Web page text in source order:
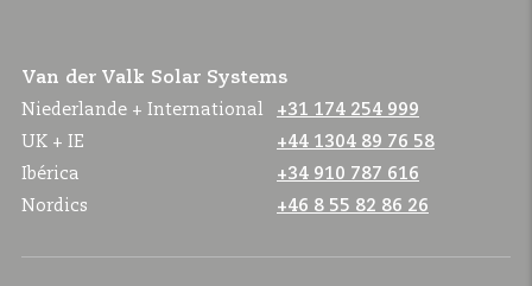
Van der Valk Solar Systems
Niederlande + International
+31 174 254 999
UK + IE
+44 1304 89 76 58
Ibérica
+34 910 787 616
Nordics
+46 8 55 82 86 26